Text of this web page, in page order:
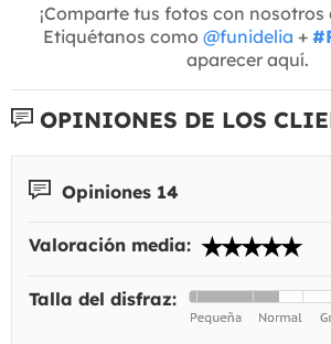
¡Comparte tus fotos con nosotros
Etiquétanos como @funidelia +
aparecer aquí.
OPINIONES DE LOS
Opiniones 14
Valoración media:
Talla del disfraz: